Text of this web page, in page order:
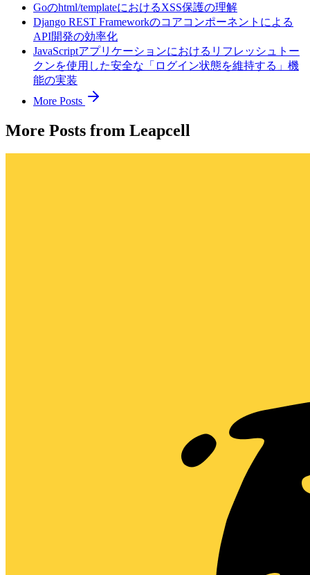
Goのhtml/templateにおけるXSS保護の理解
Django REST Frameworkのコアコンポーネントによる
API開発の効率化
JavaScriptアプリケーションにおけるリフレッシュトー
クンを使用した安全な「ログイン状態を維持する」機
能の実装
More Posts
More Posts from Leapcell